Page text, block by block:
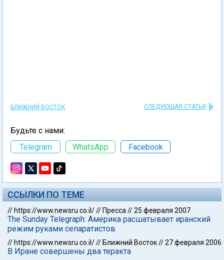
БЛИЖНИЙ ВОСТОК СЛЕДУЮЩАЯ СТАТЬЯ
Будьте с нами:
Telegram
WhatsApp Facebook
ССЫЛКИ ПО ТЕМЕ
// https://www.newsru.co.il/// Пресса //25 февраля 2007
The Sunday Telegraph: Америка расшатывает иранский
режим руками сепаратистов
// https://www.newsru.co.il/// Ближний Восток//27 февраля 2006
В Иране совершены два теракта